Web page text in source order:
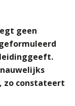
geen
zo constateert
beheren:
eHerkenning
wat moet een
afgeven bij een